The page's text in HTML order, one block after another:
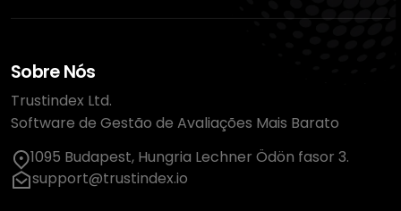
Sobre Nós
Trustindex Ltd.
Software de Gestão de Avaliações Mais Barato
1095 Budapest, Hungria Lechner Ödön fasor 3.
support@trustindex.io